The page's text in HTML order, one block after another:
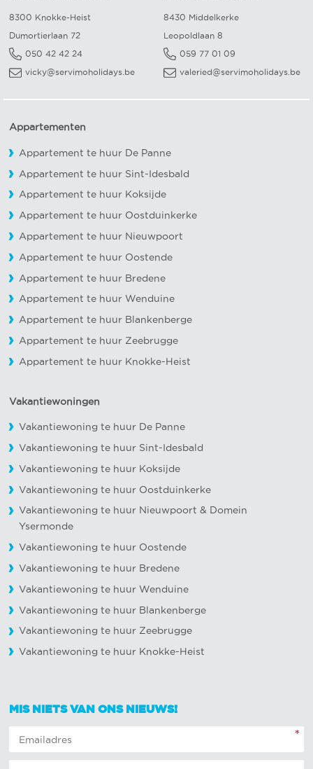
8300 Knokke-Heist
Dumortierlaan 72
050 42 42 24
vicky@servimoholidays.be
8430 Middelkerke
Leopoldlaan 8
059 77 01 09
valeried@servimoholidays.be
Appartementen
Appartement te huur De Panne
Appartement te huur Sint-Idesbald
Appartement te huur Koksijde
Appartement te huur Oostduinkerke
Appartement te huur Nieuwpoort
Appartement te huur Oostende
Appartement te huur Bredene
Appartement te huur Wenduine
Appartement te huur Blankenberge
Appartement te huur Zeebrugge
Appartement te huur Knokke-Heist
Vakantiewoningen
Vakantiewoning te huur De Panne
Vakantiewoning te huur Sint-Idesbald
Vakantiewoning te huur Koksijde
Vakantiewoning te huur Oostduinkerke
Vakantiewoning te huur Nieuwpoort & Domein
Ysermonde
Vakantiewoning te huur Oostende
Vakantiewoning te huur Bredene
Vakantiewoning te huur Wenduine
Vakantiewoning te huur Blankenberge
Vakantiewoning te huur Zeebrugge
Vakantiewoning te huur Knokke-Heist
MIS NIETS VAN ONS NIEUWS!
*